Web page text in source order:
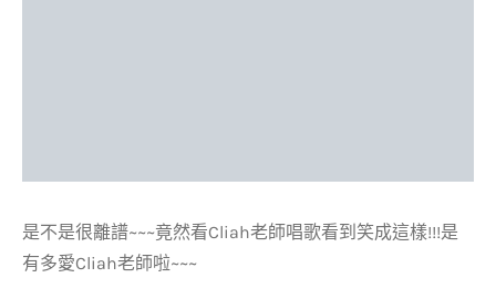
是不是很離譜~~~竟然看Cliah老師唱歌看到笑成這樣!!!是
有多愛Cliah老師啦~~~